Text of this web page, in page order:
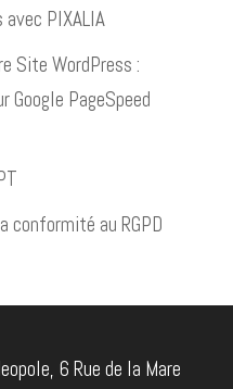
PIXALIA
Site WordPress :
Google PageSpeed
conformité au RGPD
6 Rue de la Mare